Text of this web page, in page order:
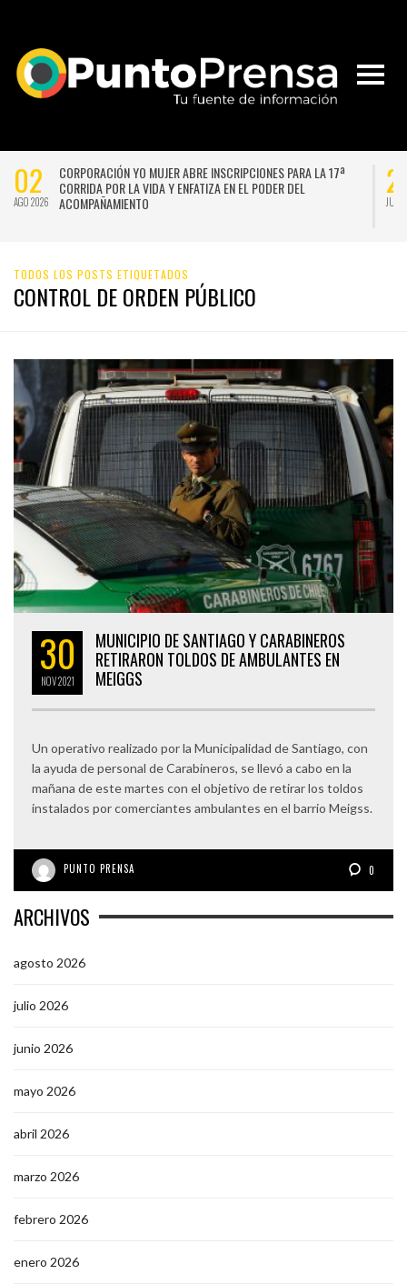
02
AGO 2026
CORPORACIÓN YO MUJER ABRE INSCRIPCIONES PARA LA 17ª
CORRIDA POR LA VIDA Y ENFATIZA EN EL PODER DEL
ACOMPAÑAMIENTO
JUL
TODOS LOS POSTS ETIQUETADOS
CONTROL DE ORDEN PÚBLICO
30
NOV2021
MUNICIPIO DE SANTIAGO Y CARABINEROS
RETIRARON TOLDOS DE AMBULANTES EN
MEIGGS
Un operativo realizado por la Municipalidad de Santiago, con
la ayuda de personal de Carabineros, se llevó a cabo en la
mañana de este martes con el objetivo de retirar los toldos
instalados por comerciantes ambulantes en el barrio Meigss.
PUNTO PRENSA 0
ARCHIVOS
agosto 2026
julio 2026
junio 2026
mayo 2026
abril 2026
marzo 2026
febrero 2026
enero 2026